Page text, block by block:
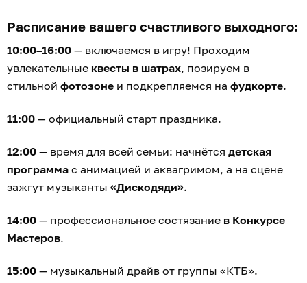
Расписание вашего счастливого выходного:
10:00–16:00 — включаемся в игру! Проходим
увлекательные квесты в шатрах, позируем в
стильной фотозоне и подкрепляемся на фудкорте.
11:00 — официальный старт праздника.
12:00 — время для всей семьи: начнётся детская
программа с анимацией и аквагримом, а на сцене
зажгут музыканты «Дискодяди».
14:00 — профессиональное состязание в Конкурсе
Мастеров.
15:00 — музыкальный драйв от группы «КТБ».